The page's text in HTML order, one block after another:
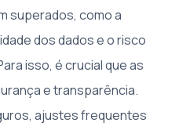
superados, como a
dos dados e o risco
isso, é crucial que as
e transparência.
ajustes frequentes